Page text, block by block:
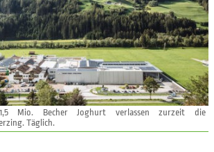
Mio. Becher Joghurt verlassen zurzeit die
Täglich.